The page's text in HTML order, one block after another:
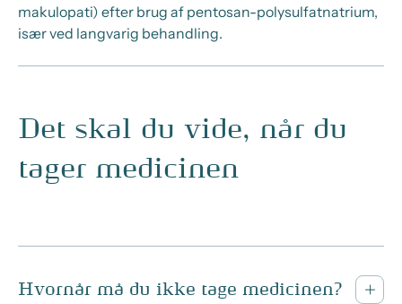
makulopati) efter brug af pentosan-polysulfatnatrium,
især ved langvarig behandling.
Det skal du vide, når du
tager medicinen
Hvornår må du ikke tage medicinen?